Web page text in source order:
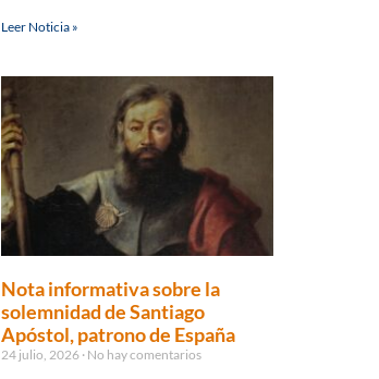
Leer Noticia »
Nota informativa sobre la
solemnidad de Santiago
Apóstol, patrono de España
24 julio, 2026 No hay comentarios